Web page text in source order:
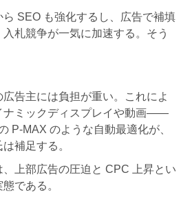
SEO も強化するし、広告で補填
札競争が一気に加速する。そう
告主には負担が重い。これによ
ナミックディスプレイや動画——
P-MAX のような自動最適化が、
補足する。
上部広告の圧迫と CPC 上昇とい
である。